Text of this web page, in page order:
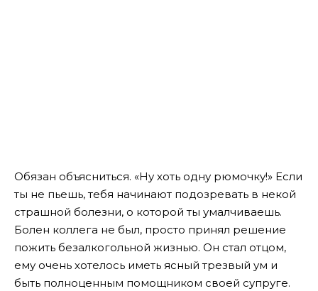
Обязан объясниться. «Ну хоть одну рюмочку!» Если
ты не пьешь, тебя начинают подозревать в некой
страшной болезни, о которой ты умалчиваешь.
Болен коллега не был, просто принял решение
пожить безалкогольной жизнью. Он стал отцом,
ему очень хотелось иметь ясный трезвый ум и
быть полноценным помощником своей супруге.